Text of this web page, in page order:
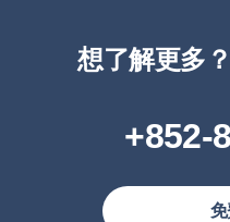
想了解更多
+852-